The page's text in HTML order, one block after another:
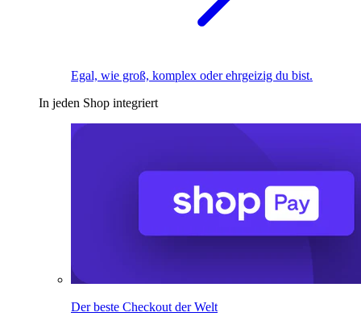
Egal, wie groß, komplex oder ehrgeizig du bist.
In jeden Shop integriert
Der beste Checkout der Welt